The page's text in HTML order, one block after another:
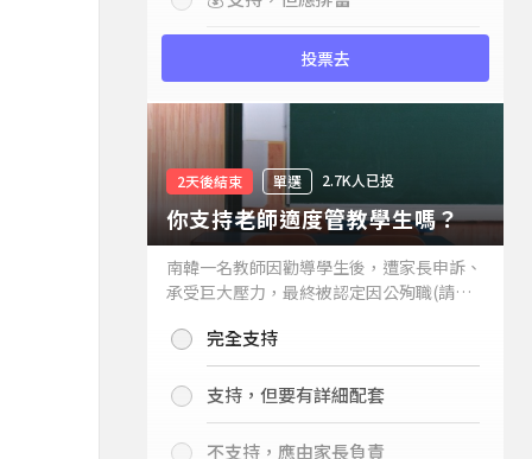
投票去
2天後結束 單選 2.7K人已投
你支持老師適度管教學生嗎？
南韓一名教師因勸導學生後，遭家長申訴、
承受巨大壓力，最終被認定因公殉職(請見
你支持老師適度管教學生嗎？
完全支持
支持，但要有詳細配套
不支持，應由家長負責